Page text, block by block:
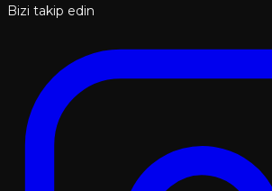
Bizi takip edin